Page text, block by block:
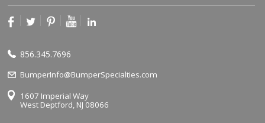
856.345.7696
BumperInfo@BumperSpecialties.com
1607 Imperial Way
West Deptford, NJ 08066